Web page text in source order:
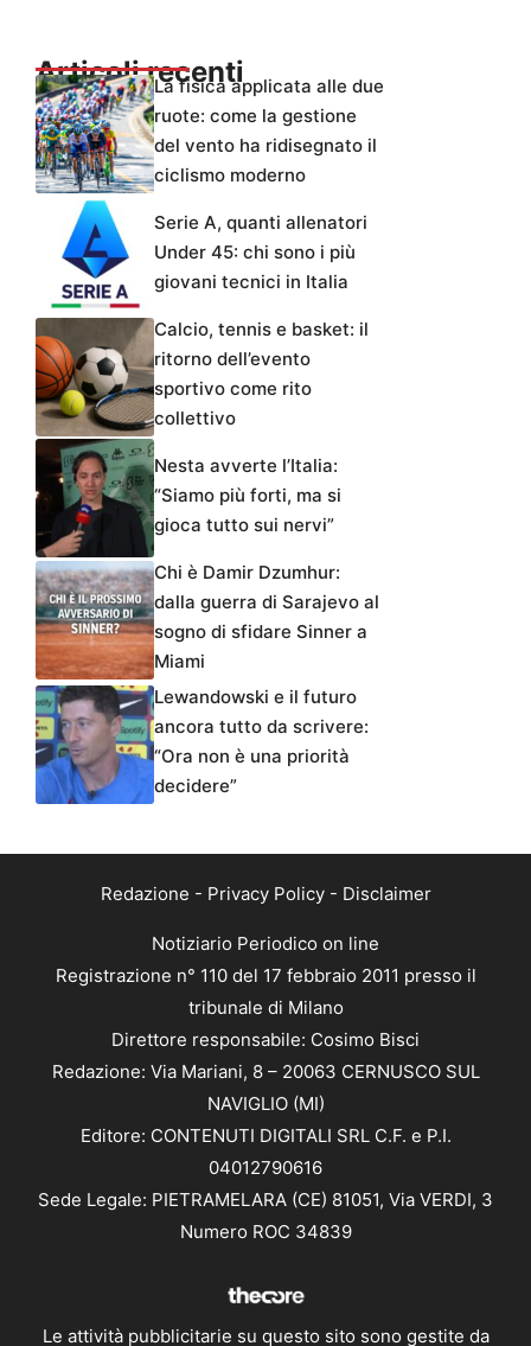
Articoli recentiLa fisica applicata alle due
ruote: come la gestione
del vento ha ridisegnato il
ciclismo moderno
Serie A, quanti allenatori
Under 45: chi sono i più
giovani tecnici in Italia
Calcio, tennis e basket: il
ritorno dell’evento
sportivo come rito
collettivo
Nesta avverte l’Italia:
“Siamo più forti, ma si
gioca tutto sui nervi”
Chi è Damir Dzumhur:
dalla guerra di Sarajevo al
sogno di sfidare Sinner a
Miami
Lewandowski e il futuro
ancora tutto da scrivere:
“Ora non è una priorità
decidere”
Redazione - Privacy Policy- Disclaimer
Notiziario Periodico on line
Registrazione n° 110 del 17 febbraio 2011 presso il
tribunale di Milano
Direttore responsabile: Cosimo Bisci
Redazione: Via Mariani, 8 – 20063 CERNUSCO SUL
NAVIGLIO (MI)
Editore: CONTENUTI DIGITALI SRL C.F. e P.I.
04012790616
Sede Legale: PIETRAMELARA (CE) 81051, Via VERDI, 3
Numero ROC 34839
Le attività pubblicitarie su questo sito sono gestite da